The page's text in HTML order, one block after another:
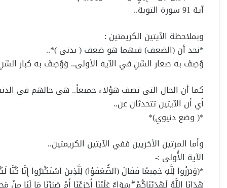
آية 91 سورة التوبة..
وبملاحظة الآيتين الكريمتين :
*نجد أن (الضعف) فيهما هو ضعف ( بدني )*..
وُصِفَ به صغار السِّنِ في الآية الأولى.. وَوُصِفَ به كبار
كما أن الحال التي تصف هؤلاء جميعاً.. هي حالهم في
أي أن الآيتين تتحدثان عن..
*( وضع دنيوي)*
وأما المرتين الأخريين ففي الآيتين الكريمتين..
الآية الأُولى :-
*(وَبَرَزُوا لِلَّهِ جَمِيعًا فَقَالَ (الضُّعَفَؤا) لِلَّذِينَ اسْتَكْبَرُوا إِنَّا
هَدَانَا اللَّهُ لَهَدَيْنَاكُمْ ۖ سَوَاءٌ عَلَيْنَا أَجَزِعْنَا أَمْ صَبَرْنَا مَا لَنَا